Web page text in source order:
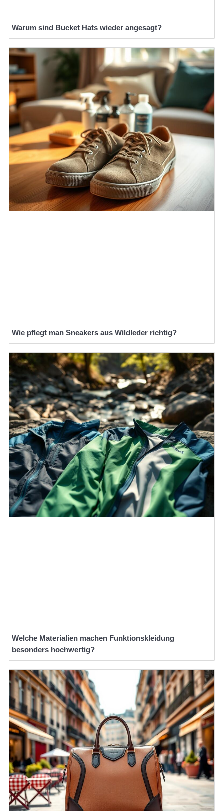
Warum sind Bucket Hats wieder angesagt?
Wie pflegt man Sneakers aus Wildleder richtig?
Welche Materialien machen Funktionskleidung
besonders hochwertig?